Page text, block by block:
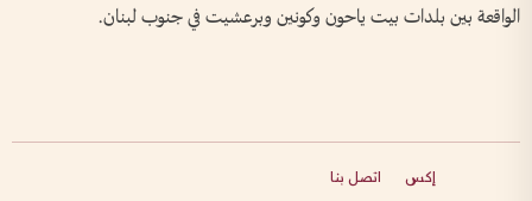
الواقعة بين بلدات بيت ياحون وكونين وبرعشيت في جنوب لبنان.
إكس
اتصل بنا